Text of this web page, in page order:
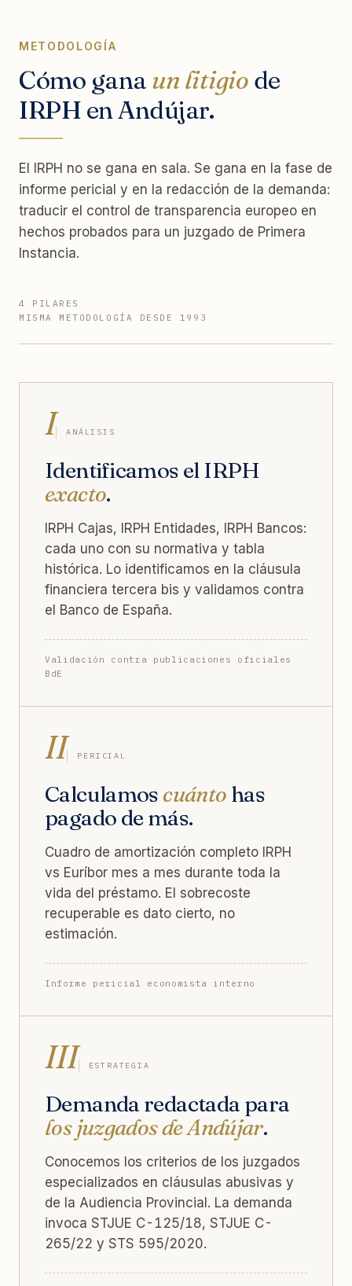
METODOLOGÍA
Cómo gana un litigio de
IRPH en Andújar.
El IRPH no se gana en sala. Se gana en la fase de
informe pericial y en la redacción de la demanda:
traducir el control de transparencia europeo en
hechos probados para un juzgado de Primera
Instancia.
4 PILARES
MISMA METODOLOGÍA DESDE 1993
I ANÁLISIS
Identificamos el IRPH
exacto.
IRPH Cajas, IRPH Entidades, IRPH Bancos:
cada uno con su normativa y tabla
histórica. Lo identificamos en la cláusula
financiera tercera bis y validamos contra
el Banco de España.
Validación contra publicaciones oficiales
BdE
II PERICIAL
Calculamos cuánto has
pagado de más.
Cuadro de amortización completo IRPH
vs Euríbor mes a mes durante toda la
vida del préstamo. El sobrecoste
recuperable es dato cierto, no
estimación.
Informe pericial economista interno
III ESTRATEGIA
Demanda redactada para
los juzgados de Andújar.
Conocemos los criterios de los juzgados
especializados en cláusulas abusivas y
de la Audiencia Provincial. La demanda
invoca STJUE C-125/18, STJUE C-
265/22 y STS 595/2020.